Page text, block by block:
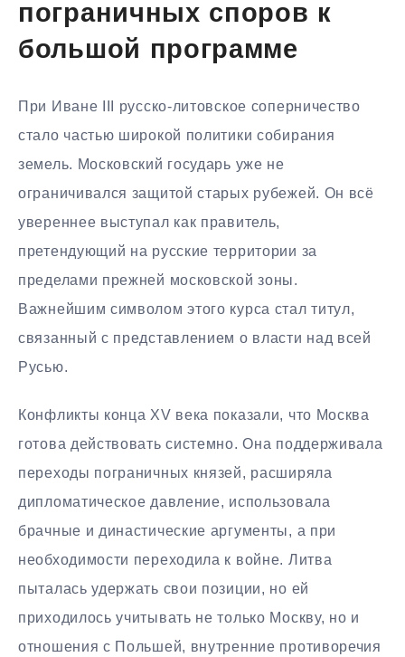
пограничных споров к
большой программе
При Иване III русско-литовское соперничество
стало частью широкой политики собирания
земель. Московский государь уже не
ограничивался защитой старых рубежей. Он всё
увереннее выступал как правитель,
претендующий на русские территории за
пределами прежней московской зоны.
Важнейшим символом этого курса стал титул,
связанный с представлением о власти над всей
Русью.
Конфликты конца XV века показали, что Москва
готова действовать системно. Она поддерживала
переходы пограничных князей, расширяла
дипломатическое давление, использовала
брачные и династические аргументы, а при
необходимости переходила к войне. Литва
пыталась удержать свои позиции, но ей
приходилось учитывать не только Москву, но и
отношения с Польшей, внутренние противоречия